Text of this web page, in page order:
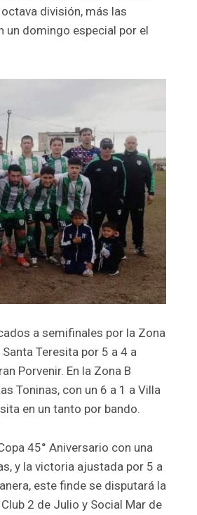
división, más las
un domingo especial por el
a semifinales por la Zona
Teresita por 5 a 4 a
Porvenir. En la Zona B
Toninas, con un 6 a 1 a Villa
en un tanto por bando.
45° Aniversario con una
y la victoria ajustada por 5 a
este finde se disputará la
2 de Julio y Social Mar de